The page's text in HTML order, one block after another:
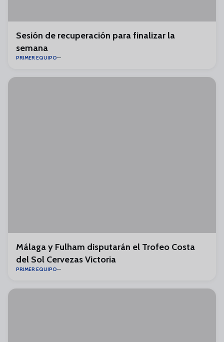
Sesión de recuperación para finalizar la
semana
PRIMER EQUIPO
Málaga y Fulham disputarán el Trofeo Costa
del Sol Cervezas Victoria
PRIMER EQUIPO